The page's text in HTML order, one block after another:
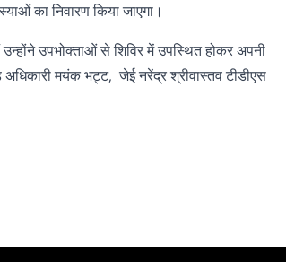
का निवारण किया जाएगा।
उपभोक्ताओं से शिविर में उपस्थित होकर अपनी
मयंक भट्ट, जेई नरेंद्र श्रीवास्तव टीडीएस